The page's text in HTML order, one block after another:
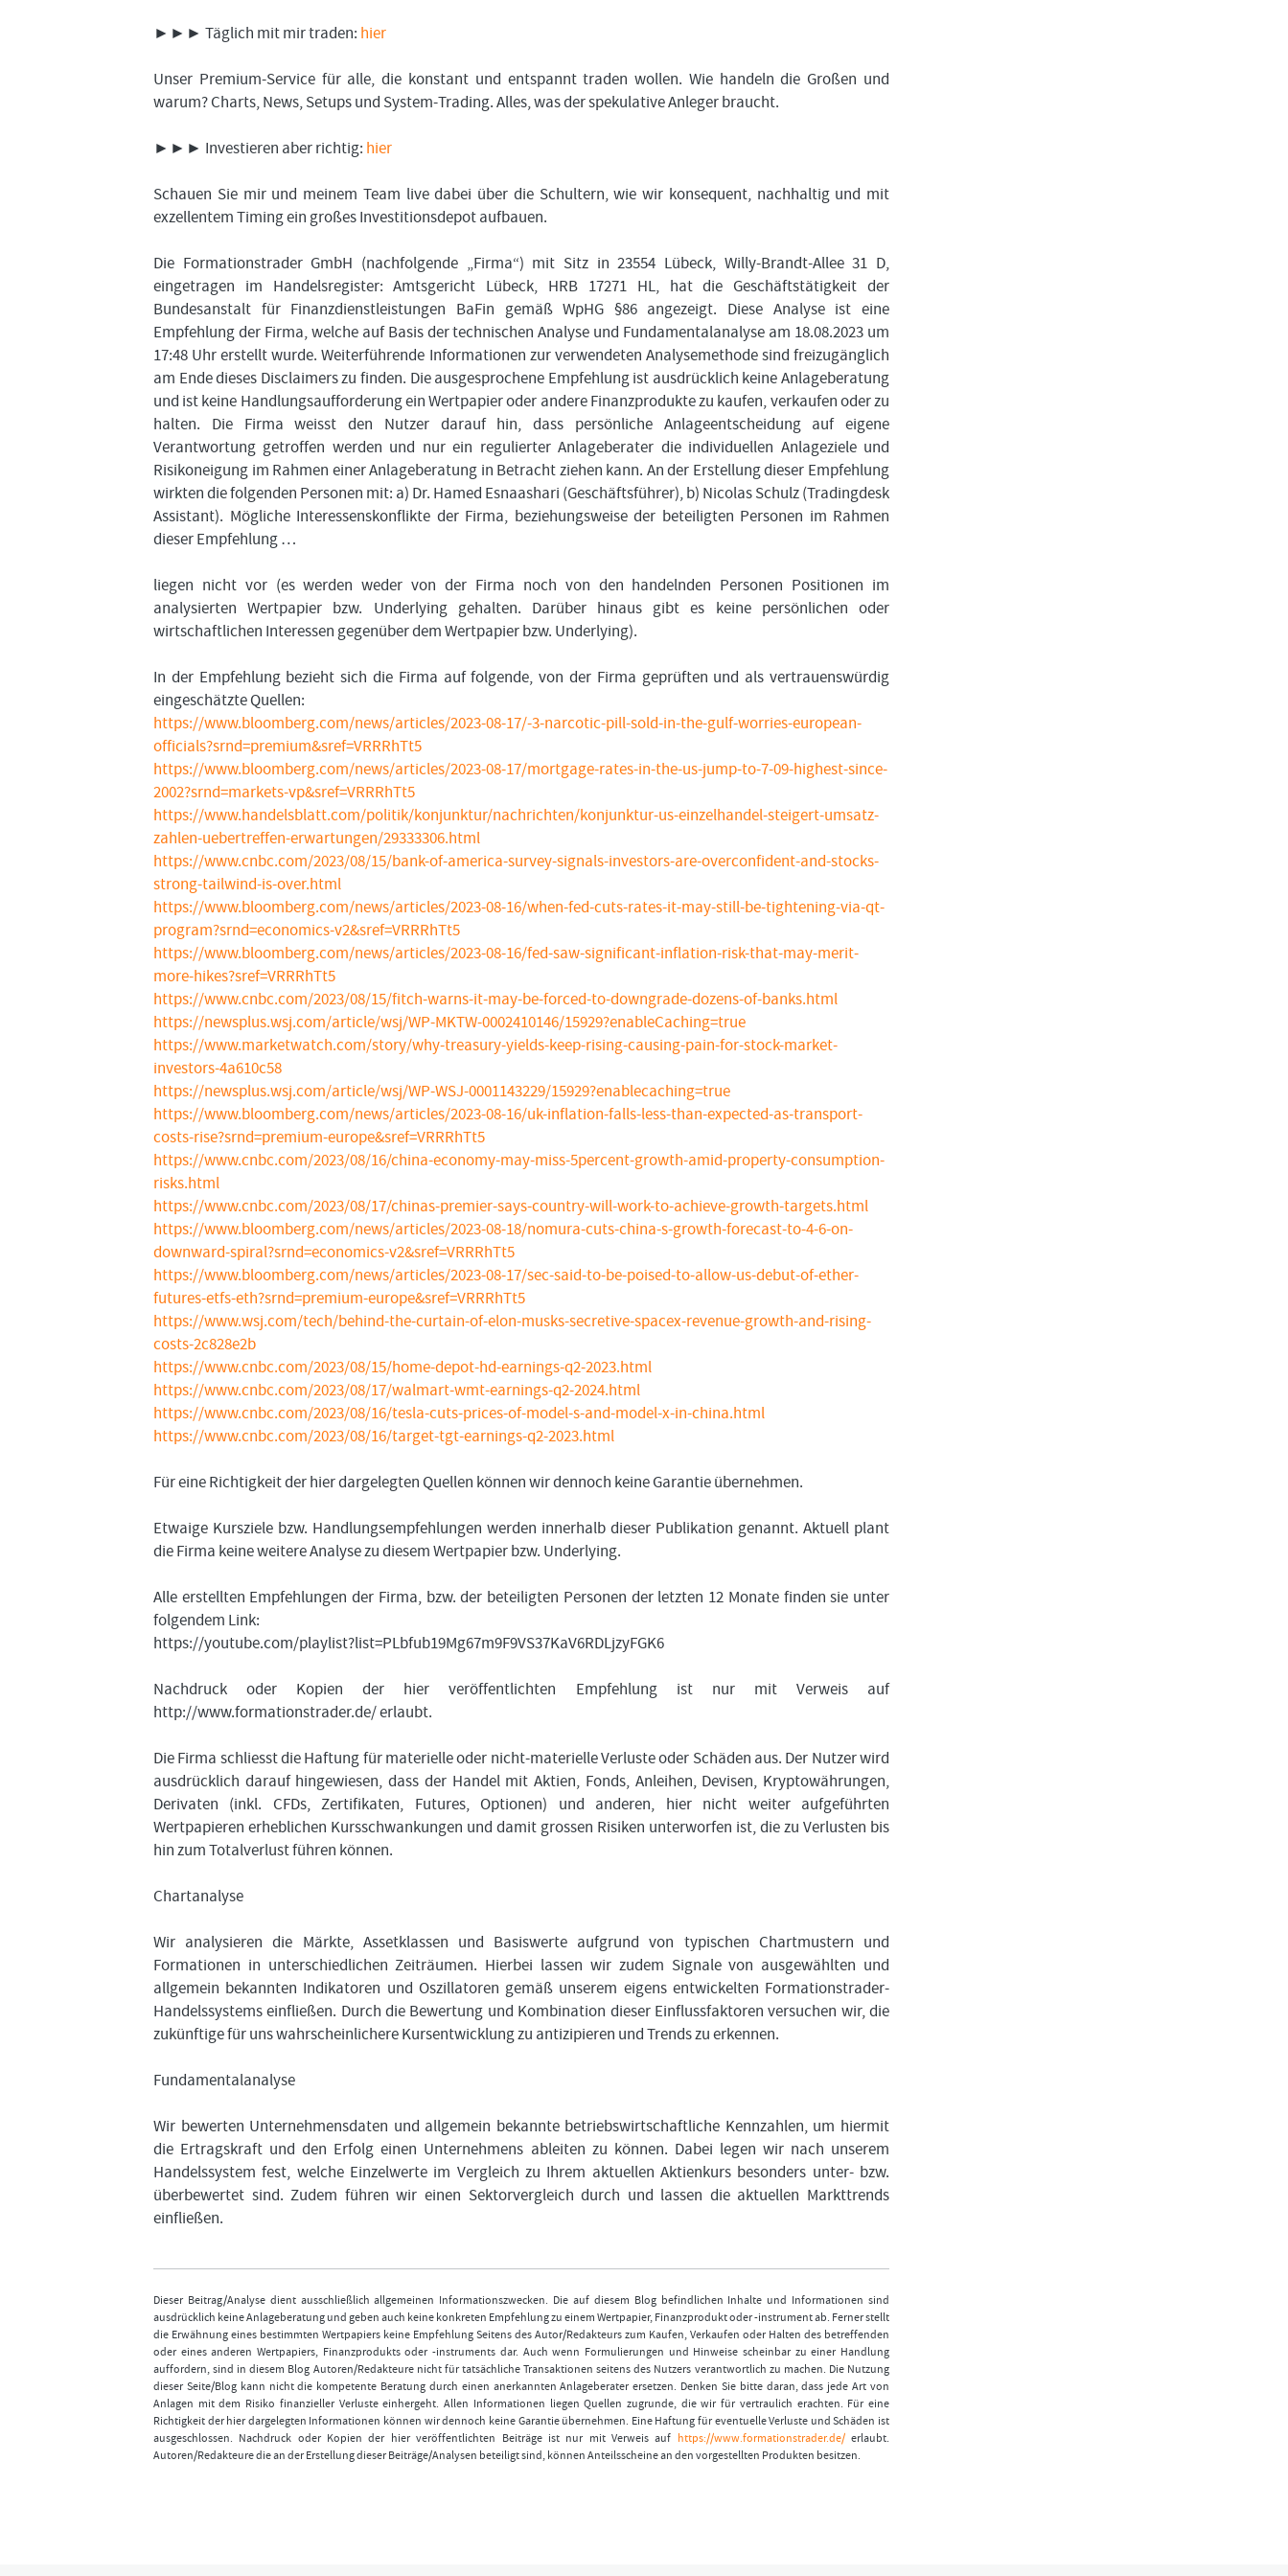
►►► Täglich mit mir traden: hier
Unser Premium-Service für alle, die konstant und entspannt traden wollen. Wie handeln die Großen und
warum? Charts, News, Setups und System-Trading. Alles, was der spekulative Anleger braucht.
►►► Investieren aber richtig: hier
Schauen Sie mir und meinem Team live dabei über die Schultern, wie wir konsequent, nachhaltig und mit
exzellentem Timing ein großes Investitionsdepot aufbauen.
Die Formationstrader GmbH (nachfolgende „Firma“) mit Sitz in 23554 Lübeck, Willy-Brandt-Allee 31 D,
eingetragen im Handelsregister: Amtsgericht Lübeck, HRB 17271 HL, hat die Geschäftstätigkeit der
Bundesanstalt für Finanzdienstleistungen BaFin gemäß WpHG §86 angezeigt. Diese Analyse ist eine
Empfehlung der Firma, welche auf Basis der technischen Analyse und Fundamentalanalyse am 18.08.2023 um
17:48 Uhr erstellt wurde. Weiterführende Informationen zur verwendeten Analysemethode sind freizugänglich
am Ende dieses Disclaimers zu finden. Die ausgesprochene Empfehlung ist ausdrücklich keine Anlageberatung
und ist keine Handlungsaufforderung ein Wertpapier oder andere Finanzprodukte zu kaufen, verkaufen oder zu
halten. Die Firma weisst den Nutzer darauf hin, dass persönliche Anlageentscheidung auf eigene
Verantwortung getroffen werden und nur ein regulierter Anlageberater die individuellen Anlageziele und
Risikoneigung im Rahmen einer Anlageberatung in Betracht ziehen kann. An der Erstellung dieser Empfehlung
wirkten die folgenden Personen mit: a) Dr. Hamed Esnaashari (Geschäftsführer), b) Nicolas Schulz (Tradingdesk
Assistant). Mögliche Interessenskonflikte der Firma, beziehungsweise der beteiligten Personen im Rahmen
dieser Empfehlung …
liegen nicht vor (es werden weder von der Firma noch von den handelnden Personen Positionen im
analysierten Wertpapier bzw. Underlying gehalten. Darüber hinaus gibt es keine persönlichen oder
wirtschaftlichen Interessen gegenüber dem Wertpapier bzw. Underlying).
In der Empfehlung bezieht sich die Firma auf folgende, von der Firma geprüften und als vertrauenswürdig
eingeschätzte Quellen:
https://www.bloomberg.com/news/articles/2023-08-17/-3-narcotic-pill-sold-in-the-gulf-worries-european-
officials?srnd=premium&sref=VRRRhTt5
https://www.bloomberg.com/news/articles/2023-08-17/mortgage-rates-in-the-us-jump-to-7-09-highest-since-
2002?srnd=markets-vp&sref=VRRRhTt5
https://www.handelsblatt.com/politik/konjunktur/nachrichten/konjunktur-us-einzelhandel-steigert-umsatz-
zahlen-uebertreffen-erwartungen/29333306.html
https://www.cnbc.com/2023/08/15/bank-of-america-survey-signals-investors-are-overconfident-and-stocks-
strong-tailwind-is-over.html
https://www.bloomberg.com/news/articles/2023-08-16/when-fed-cuts-rates-it-may-still-be-tightening-via-qt-
program?srnd=economics-v2&sref=VRRRhTt5
https://www.bloomberg.com/news/articles/2023-08-16/fed-saw-significant-inflation-risk-that-may-merit-
more-hikes?sref=VRRRhTt5
https://www.cnbc.com/2023/08/15/fitch-warns-it-may-be-forced-to-downgrade-dozens-of-banks.html
https://newsplus.wsj.com/article/wsj/WP-MKTW-0002410146/15929?enableCaching=true
https://www.marketwatch.com/story/why-treasury-yields-keep-rising-causing-pain-for-stock-market-
investors-4a610c58
https://newsplus.wsj.com/article/wsj/WP-WSJ-0001143229/15929?enablecaching=true
https://www.bloomberg.com/news/articles/2023-08-16/uk-inflation-falls-less-than-expected-as-transport-
costs-rise?srnd=premium-europe&sref=VRRRhTt5
https://www.cnbc.com/2023/08/16/china-economy-may-miss-5percent-growth-amid-property-consumption-
risks.html
https://www.cnbc.com/2023/08/17/chinas-premier-says-country-will-work-to-achieve-growth-targets.html
https://www.bloomberg.com/news/articles/2023-08-18/nomura-cuts-china-s-growth-forecast-to-4-6-on-
downward-spiral?srnd=economics-v2&sref=VRRRhTt5
https://www.bloomberg.com/news/articles/2023-08-17/sec-said-to-be-poised-to-allow-us-debut-of-ether-
futures-etfs-eth?srnd=premium-europe&sref=VRRRhTt5
https://www.wsj.com/tech/behind-the-curtain-of-elon-musks-secretive-spacex-revenue-growth-and-rising-
costs-2c828e2b
https://www.cnbc.com/2023/08/15/home-depot-hd-earnings-q2-2023.html
https://www.cnbc.com/2023/08/17/walmart-wmt-earnings-q2-2024.html
https://www.cnbc.com/2023/08/16/tesla-cuts-prices-of-model-s-and-model-x-in-china.html
https://www.cnbc.com/2023/08/16/target-tgt-earnings-q2-2023.html
Für eine Richtigkeit der hier dargelegten Quellen können wir dennoch keine Garantie übernehmen.
Etwaige Kursziele bzw. Handlungsempfehlungen werden innerhalb dieser Publikation genannt. Aktuell plant
die Firma keine weitere Analyse zu diesem Wertpapier bzw. Underlying.
Alle erstellten Empfehlungen der Firma, bzw. der beteiligten Personen der letzten 12 Monate finden sie unter
folgendem Link:
https://youtube.com/playlist?list=PLbfub19Mg67m9F9VS37KaV6RDLjzyFGK6
Nachdruck oder Kopien der hier veröffentlichten Empfehlung ist nur mit Verweis auf
http://www.formationstrader.de/ erlaubt.
Die Firma schliesst die Haftung für materielle oder nicht-materielle Verluste oder Schäden aus. Der Nutzer wird
ausdrücklich darauf hingewiesen, dass der Handel mit Aktien, Fonds, Anleihen, Devisen, Kryptowährungen,
Derivaten (inkl. CFDs, Zertifikaten, Futures, Optionen) und anderen, hier nicht weiter aufgeführten
Wertpapieren erheblichen Kursschwankungen und damit grossen Risiken unterworfen ist, die zu Verlusten bis
hin zum Totalverlust führen können.
Chartanalyse
Wir analysieren die Märkte, Assetklassen und Basiswerte aufgrund von typischen Chartmustern und
Formationen in unterschiedlichen Zeiträumen. Hierbei lassen wir zudem Signale von ausgewählten und
allgemein bekannten Indikatoren und Oszillatoren gemäß unserem eigens entwickelten Formationstrader-
Handelssystems einfließen. Durch die Bewertung und Kombination dieser Einflussfaktoren versuchen wir, die
zukünftige für uns wahrscheinlichere Kursentwicklung zu antizipieren und Trends zu erkennen.
Fundamentalanalyse
Wir bewerten Unternehmensdaten und allgemein bekannte betriebswirtschaftliche Kennzahlen, um hiermit
die Ertragskraft und den Erfolg einen Unternehmens ableiten zu können. Dabei legen wir nach unserem
Handelssystem fest, welche Einzelwerte im Vergleich zu Ihrem aktuellen Aktienkurs besonders unter- bzw.
überbewertet sind. Zudem führen wir einen Sektorvergleich durch und lassen die aktuellen Markttrends
einfließen.
Dieser Beitrag/Analyse dient ausschließlich allgemeinen Informationszwecken. Die auf diesem Blog befindlichen Inhalte und Informationen sind
ausdrücklich keine Anlageberatung und geben auch keine konkreten Empfehlung zu einem Wertpapier, Finanzprodukt oder -instrument ab. Ferner stellt
die Erwähnung eines bestimmten Wertpapiers keine Empfehlung Seitens des Autor/Redakteurs zum Kaufen, Verkaufen oder Halten des betreffenden
oder eines anderen Wertpapiers, Finanzprodukts oder -instruments dar. Auch wenn Formulierungen und Hinweise scheinbar zu einer Handlung
auffordern, sind in diesem Blog Autoren/Redakteure nicht für tatsächliche Transaktionen seitens des Nutzers verantwortlich zu machen. Die Nutzung
dieser Seite/Blog kann nicht die kompetente Beratung durch einen anerkannten Anlageberater ersetzen. Denken Sie bitte daran, dass jede Art von
Anlagen mit dem Risiko finanzieller Verluste einhergeht. Allen Informationen liegen Quellen zugrunde, die wir für vertraulich erachten. Für eine
Richtigkeit der hier dargelegten Informationen können wir dennoch keine Garantie übernehmen. Eine Haftung für eventuelle Verluste und Schäden ist
ausgeschlossen. Nachdruck oder Kopien der hier veröffentlichten Beiträge ist nur mit Verweis auf https://www.formationstrader.de/erlaubt.
Autoren/Redakteure die an der Erstellung dieser Beiträge/Analysen beteiligt sind, können Anteilsscheine an den vorgestellten Produkten besitzen.